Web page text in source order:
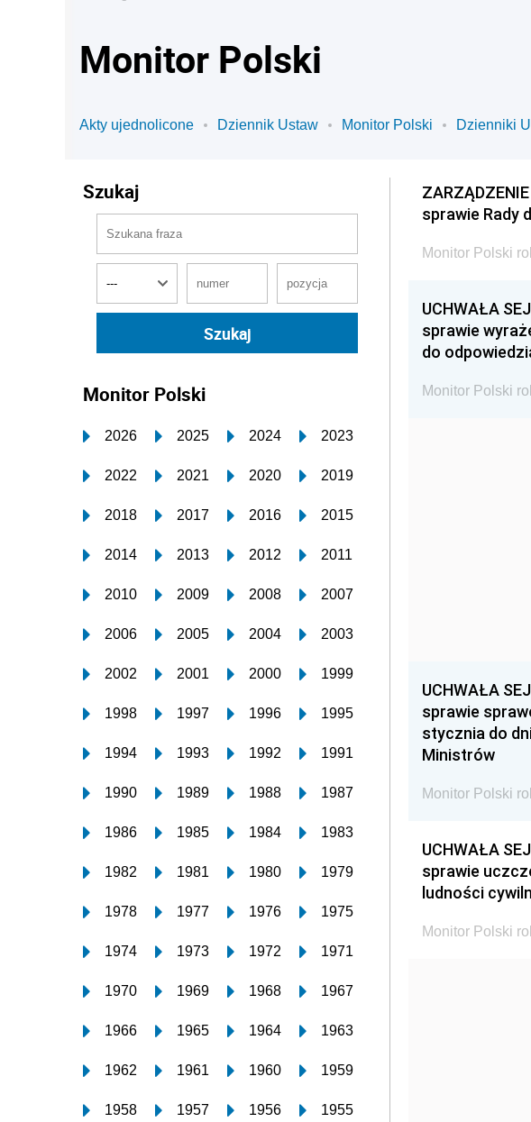
Monitor Polski
Akty ujednolicone Dziennik Ustaw Monitor Polski Dzienniki
Szukaj
Monitor Polski
2026 2025 2024 2023
2022 2021 2020 2019
2018 2017 2016 2015
2014 2013 2012 2011
2010 2009 2008 2007
2006 2005 2004 2003
2002 2001 2000 1999
1998 1997 1996 1995
1994 1993 1992 1991
1990 1989 1988 1987
1986 1985 1984 1983
1982 1981 1980 1979
1978 1977 1976 1975
1974 1973 1972 1971
1970 1969 1968 1967
1966 1965 1964 1963
1962 1961 1960 1959
1958 1957 1956 1955
sprawie Rady
Monitor Polski
UCHWAŁA
sprawie
do
Monitor Polski
UCHWAŁA
sprawie
stycznia do
Ministrów
Monitor Polski
UCHWAŁA
sprawie
ludności
Monitor Polski